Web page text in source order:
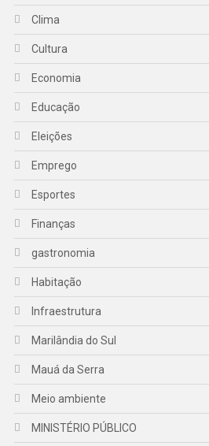
Clima
Cultura
Economia
Educação
Eleições
Emprego
Esportes
Finanças
gastronomia
Habitação
Infraestrutura
Marilândia do Sul
Mauá da Serra
Meio ambiente
MINISTÉRIO PÚBLICO